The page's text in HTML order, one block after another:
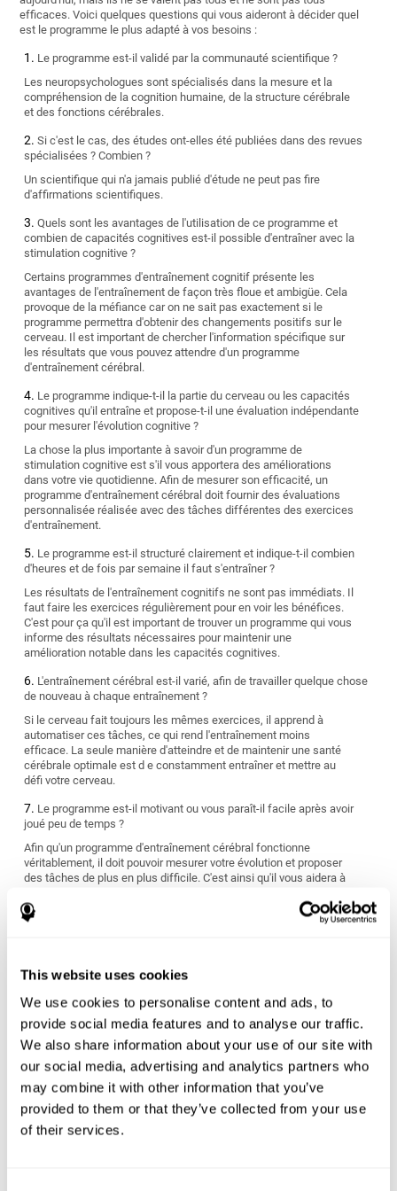
This website uses cookies
We use cookies to personalise content and ads, to
provide social media features and to analyse our traffic.
We also share information about your use of our site with
our social media, advertising and analytics partners who
may combine it with other information that you’ve
provided to them or that they’ve collected from your use
of their services.
efficaces. Voici quelques questions qui vous aideront à décider quel
est le programme le plus adapté à vos besoins :
Le programme est-il validé par la communauté scientifique ?
Les neuropsychologues sont spécialisés dans la mesure et la
compréhension de la cognition humaine, de la structure cérébrale
et des fonctions cérébrales.
Si c'est le cas, des études ont-elles été publiées dans des revues
spécialisées ? Combien ?
Un scientifique qui n'a jamais publié d'étude ne peut pas fire
d'affirmations scientifiques.
Quels sont les avantages de l'utilisation de ce programme et
combien de capacités cognitives est-il possible d'entraîner avec la
stimulation cognitive ?
Certains programmes d'entraînement cognitif présente les
avantages de l'entraînement de façon très floue et ambigüe. Cela
provoque de la méfiance car on ne sait pas exactement si le
programme permettra d'obtenir des changements positifs sur le
cerveau. Il est important de chercher l'information spécifique sur
les résultats que vous pouvez attendre d'un programme
d'entraînement cérébral.
Le programme indique-t-il la partie du cerveau ou les capacités
cognitives qu'il entraîne et propose-t-il une évaluation indépendante
pour mesurer l'évolution cognitive ?
La chose la plus importante à savoir d'un programme de
stimulation cognitive est s'il vous apportera des améliorations
dans votre vie quotidienne. Afin de mesurer son efficacité, un
programme d'entraînement cérébral doit fournir des évaluations
personnalisée réalisée avec des tâches différentes des exercices
d'entraînement.
Le programme est-il structuré clairement et indique-t-il combien
d'heures et de fois par semaine il faut s'entraîner ?
Les résultats de l'entraînement cognitifs ne sont pas immédiats. Il
faut faire les exercices régulièrement pour en voir les bénéfices.
C'est pour ça qu'il est important de trouver un programme qui vous
informe des résultats nécessaires pour maintenir une
amélioration notable dans les capacités cognitives.
L'entraînement cérébral est-il varié, afin de travailler quelque chose
de nouveau à chaque entraînement ?
Si le cerveau fait toujours les mêmes exercices, il apprend à
automatiser ces tâches, ce qui rend l'entraînement moins
efficace. La seule manière d'atteindre et de maintenir une santé
cérébrale optimale est d e constamment entraîner et mettre au
défi votre cerveau.
Le programme est-il motivant ou vous paraît-il facile après avoir
joué peu de temps ?
Afin qu'un programme d'entraînement cérébral fonctionne
véritablement, il doit pouvoir mesurer votre évolution et proposer
des tâches de plus en plus difficile. C'est ainsi qu'il vous aidera à
de stimulation cognitive qui puisse mesurer vos capacités
vos caractéristiques et nécessités personnelles.
Certains programmes d'entraînement cérébral ont des résultats à
court terme qui sont difficiles à maintenir dans le temps et
peuvent être finalement n'être que peu utiles. Vous devez choisir
un programme qui vous évalue dès le début et qui s'ajuste aux
nécessités d'apprentissage individuelles de chaque personne.